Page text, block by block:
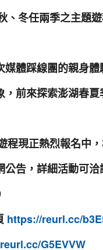
、冬任兩季之主題
體踩線團的親身
前來探索澎湖春
程現正熱烈報名中
告，詳細活動可
https://reurl.cc/
G5EVVW